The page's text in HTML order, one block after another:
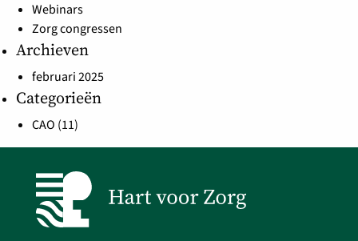
Webinars
Zorg congressen
Archieven
februari 2025
Categorieën
CAO (11)